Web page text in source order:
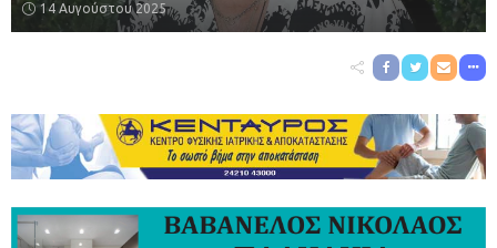
14 Αυγούστου 2025